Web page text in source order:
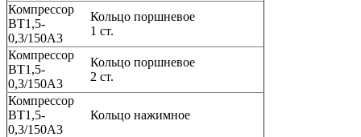
Компрессор
ВТ1,5-
0,3/150А3
Кольцо поршневое
1 ст.
Компрессор
ВТ1,5-
0,3/150А3
Кольцо поршневое
2 ст.
Компрессор
ВТ1,5-
0,3/150А3
Кольцо нажимное